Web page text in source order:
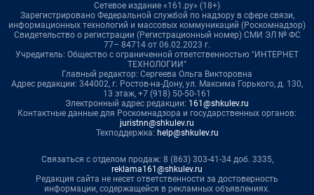
Сетевое издание «161.ру» (18+)
Зарегистрировано Федеральной службой по надзору в сфере связи,
информационных технологий и массовых коммуникаций (Роскомнадзор)
Свидетельство о регистрации (Регистрационный номер) СМИ ЭЛ № ФС
77– 84714 от 06.02.2023 г.
Учредитель: Общество с ограниченной ответственностью "ИНТЕРНЕТ
ТЕХНОЛОГИИ"
Главный редактор: Сергеева Ольга Викторовна
Адрес редакции: 344002, г. Ростов-на-Дону, ул. Максима Горького, д. 130,
13 этаж, +7 (918) 50-50-161
Электронный адрес редакции: 161@shkulev.ru
Контактные данные для Роскомнадзора и государственных органов:
juristnn@shkulev.ru
Техподдержка: help@shkulev.ru
Связаться с отделом продаж: 8 (863) 303-41-34 доб. 3335,
reklama161@shkulev.ru
Редакция сайта не несет ответственности за достоверность
информации, содержащейся в рекламных объявлениях.